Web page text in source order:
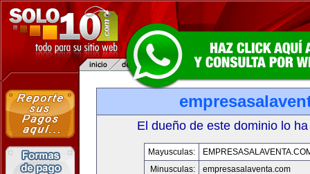
El dueño de este dominio lo
Mayusculas:
Minusculas:
empresasalaventa.com